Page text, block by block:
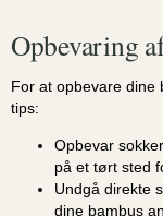
Opbevaring
For at opbevare dine
tips:
Opbevar
på et tørt sted
Undgå direkte
dine bambus